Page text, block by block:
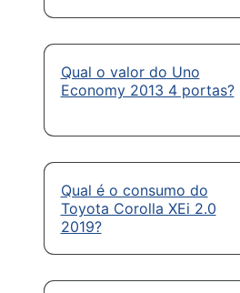
Qual o valor do Uno
Economy 2013 4 portas?
Qual é o consumo do
Toyota Corolla XEi 2.0
2019?